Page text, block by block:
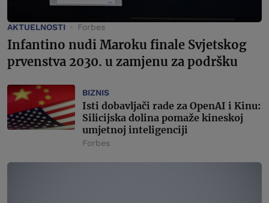
AKTUELNOSTI Forbes
Infantino nudi Maroku finale Svjetskog
prvenstva 2030. u zamjenu za podršku
BIZNIS
Isti dobavljači rade za OpenAI i Kinu:
Silicijska dolina pomaže kineskoj
umjetnoj inteligenciji
Forbes